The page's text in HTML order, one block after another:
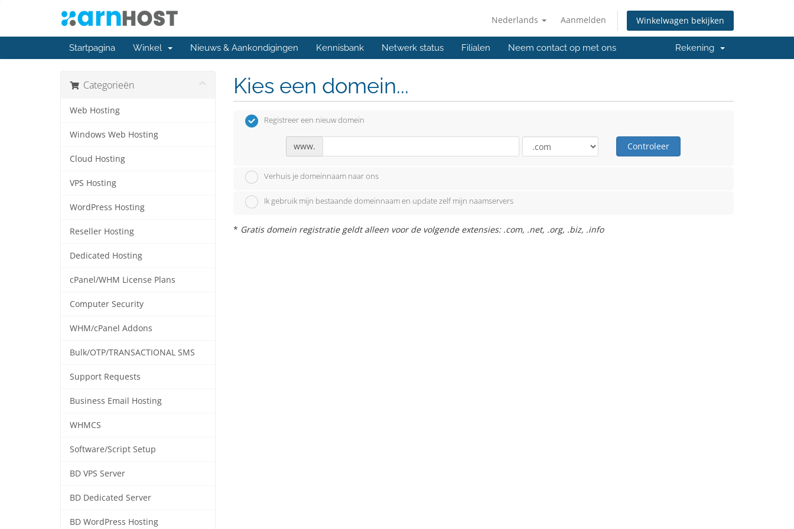
Nederlands Aanmelden Winkelwagen bekijken
Startpagina Winkel Nieuws & Aankondigingen Kennisbank Netwerk status Filialen Neem contact op met ons Rekening
Categorieën
Web Hosting
Windows Web Hosting
Cloud Hosting
VPS Hosting
WordPress Hosting
Reseller Hosting
Dedicated Hosting
cPanel/WHM License Plans
Computer Security
WHM/cPanel Addons
Bulk/OTP/TRANSACTIONAL SMS
Support Requests
Business Email Hosting
WHMCS
Software/Script Setup
BD VPS Server
BD Dedicated Server
BD WordPress Hosting
Kies een domein...
Registreer een nieuw domein
www. Controleer
Verhuis je domeinnaam naar ons
Ik gebruik mijn bestaande domeinnaam en update zelf mijn naamservers
* Gratis domein registratie geldt alleen voor de volgende extensies: .com, .net, .org, .biz, .info